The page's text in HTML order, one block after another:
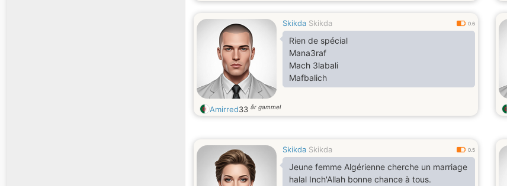
Skikda Skikda 0.6
Rien de spécial
Mana3raf
Mach 3labali
Mafbalich
Amirred33 år gammel
Skikda Skikda 0.5
Jeune femme Algérienne cherche un marriage
halal Inch'Allah bonne chance à tous.